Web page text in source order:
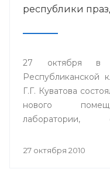
республики
27 октября в
Республиканской
Г.Г. Куватова
нового
лаборатории,
27 октября 2010